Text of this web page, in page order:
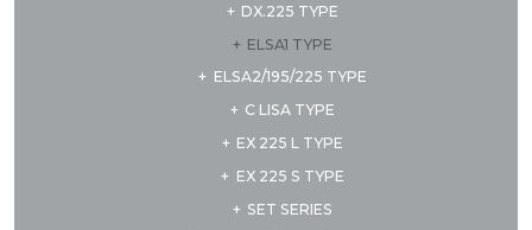
DX.225 TYPE
ELSA1 TYPE
ELSA2/195/225 TYPE
C LISA TYPE
EX 225 L TYPE
EX 225 S TYPE
SET SERIES